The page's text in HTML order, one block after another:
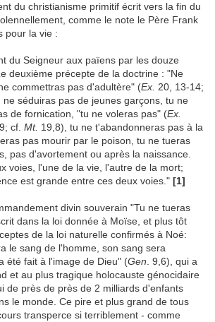
du christianisme primitif écrit vers la fin du
comme le note le Père Frank
pour la vie :
du Seigneur aux païens par les douze
deuxième précepte de la doctrine : "Ne
commettras pas d'adultère" (Ex. 20, 13-14;
ne séduiras pas de jeunes garçons, tu ne
de fornication, "tu ne voleras pas" (Ex.
cf. Mt. 19,8), tu ne t'abandonneras pas à la
pas mourir par le poison, tu ne tueras
pas d'avortement ou après la naissance.
voies, l'une de la vie, l'autre de la mort;
est grande entre ces deux voies." [1]
divin souverain "Tu ne tueras
dans la loi donnée à Moïse, et plus tôt
de la loi naturelle confirmés à Noé:
le sang de l'homme, son sang sera
été fait à l'image de Dieu" (Gen . 9,6), qui a
et au plus tragique holocauste génocidaire
de près de près de 2 milliards d'enfants
le monde. Ce pire et plus grand de tous
transperce si terriblement - comme